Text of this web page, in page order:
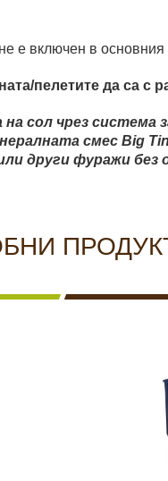
е включен в основния
пелетите да са с
сол чрез система
смес Big
други фуражи без